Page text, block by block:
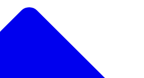
selezione di mobili di design